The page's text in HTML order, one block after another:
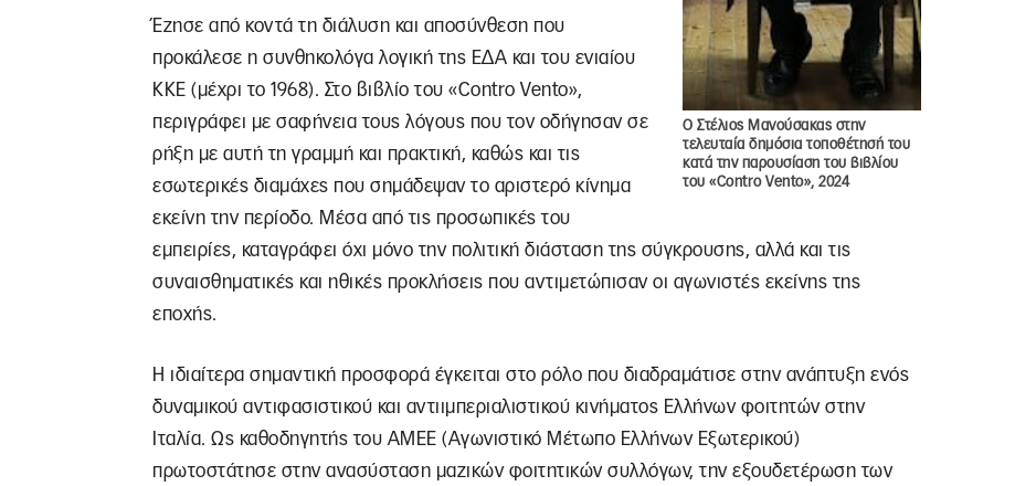
Ο Στέλιος Μανούσακας στην
τελευταία δημόσια τοποθέτησή του
κατά την παρουσίαση του βιβλίου
του «Contro Vento», 2024
Έζησε από κοντά τη διάλυση και αποσύνθεση που
προκάλεσε η συνθηκολόγα λογική της ΕΔΑ και του ενιαίου
ΚΚΕ (μέχρι το 1968). Στο βιβλίο του «Contro Vento»,
περιγράφει με σαφήνεια τους λόγους που τον οδήγησαν σε
ρήξη με αυτή τη γραμμή και πρακτική, καθώς και τις
εσωτερικές διαμάχες που σημάδεψαν το αριστερό κίνημα
εκείνη την περίοδο. Μέσα από τις προσωπικές του
εμπειρίες, καταγράφει όχι μόνο την πολιτική διάσταση της σύγκρουσης, αλλά και τις
συναισθηματικές και ηθικές προκλήσεις που αντιμετώπισαν οι αγωνιστές εκείνης της
εποχής.
Η ιδιαίτερα σημαντική προσφορά έγκειται στο ρόλο που διαδραμάτισε στην ανάπτυξη ενός
δυναμικού αντιφασιστικού και αντιιμπεριαλιστικού κινήματος Ελλήνων φοιτητών στην
Ιταλία. Ως καθοδηγητής του ΑΜΕΕ (Αγωνιστικό Μέτωπο Ελλήνων Εξωτερικού)
πρωτοστάτησε στην ανασύσταση μαζικών φοιτητικών συλλόγων, την εξουδετέρωση των